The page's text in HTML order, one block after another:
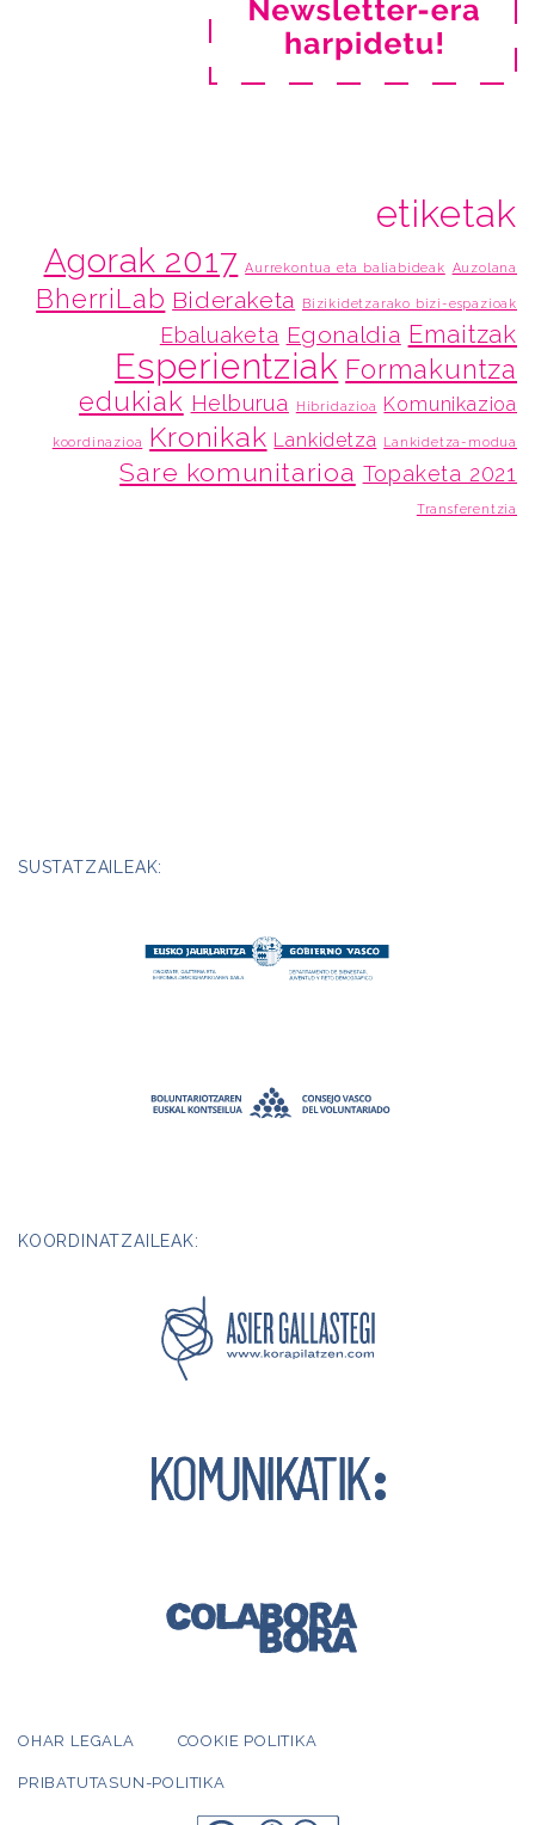
etiketak
Agorak 2017 Aurrekontua eta baliabideak Auzolana
BherriLab Bideraketa Bizikidetzarako bizi-espazioak
Ebaluaketa Egonaldia Emaitzak
Esperientziak Formakuntza
edukiak Helburua Hibridazioa Komunikazioa
koordinazioa Kronikak Lankidetza Lankidetza-modua
Sare komunitarioa Topaketa 2021
Transferentzia
SUSTATZAILEAK:
KOORDINATZAILEAK:
OHAR LEGALA COOKIE POLITIKA
PRIBATUTASUN-POLITIKA